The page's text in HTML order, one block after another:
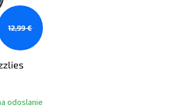
12,99 €
odoslanie